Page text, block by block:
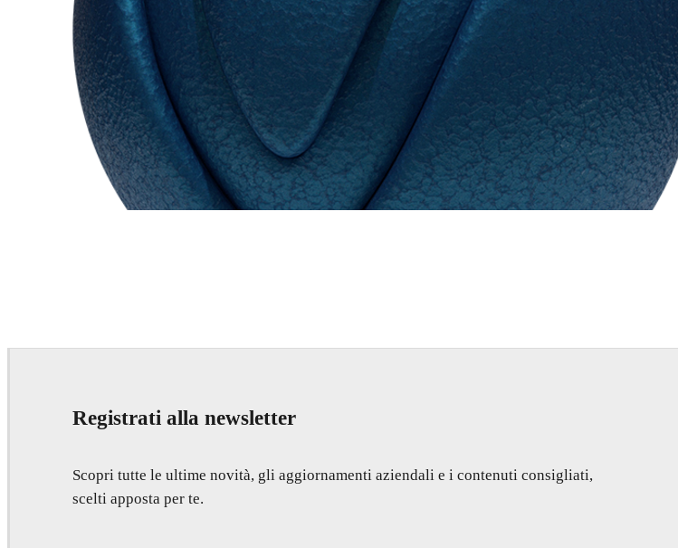
Registrati alla newsletter
Scopri tutte le ultime novità, gli aggiornamenti aziendali e i contenuti consigliati,
scelti apposta per te.